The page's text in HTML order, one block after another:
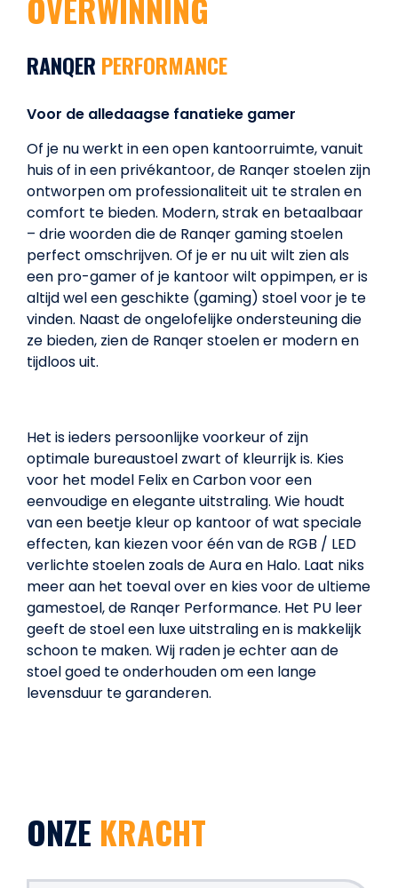
RANQER PERFORMANCE
Voor de alledaagse fanatieke gamer
Of je nu werkt in een open kantoorruimte, vanuit
huis of in een privékantoor, de Ranqer stoelen zijn
ontworpen om professionaliteit uit te stralen en
comfort te bieden. Modern, strak en betaalbaar
– drie woorden die de Ranqer gaming stoelen
perfect omschrijven. Of je er nu uit wilt zien als
een pro-gamer of je kantoor wilt oppimpen, er is
altijd wel een geschikte (gaming) stoel voor je te
vinden. Naast de ongelofelijke ondersteuning die
ze bieden, zien de Ranqer stoelen er modern en
tijdloos uit.
Het is ieders persoonlijke voorkeur of zijn
optimale bureaustoel zwart of kleurrijk is. Kies
voor het model Felix en Carbon voor een
eenvoudige en elegante uitstraling. Wie houdt
van een beetje kleur op kantoor of wat speciale
effecten, kan kiezen voor één van de RGB / LED
verlichte stoelen zoals de Aura en Halo. Laat niks
meer aan het toeval over en kies voor de ultieme
gamestoel, de Ranqer Performance. Het PU leer
geeft de stoel een luxe uitstraling en is makkelijk
schoon te maken. Wij raden je echter aan de
stoel goed te onderhouden om een lange
levensduur te garanderen.
ONZE KRACHT